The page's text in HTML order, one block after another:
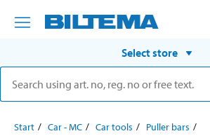
Select store
Start Car - MC Car tools
Puller bars